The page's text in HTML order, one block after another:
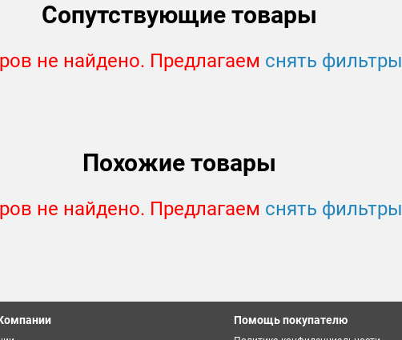
Сопутствующие товары
не найдено. Предлагаем снять фильтры
Похожие товары
не найдено. Предлагаем снять фильтры
Помощь покупателю